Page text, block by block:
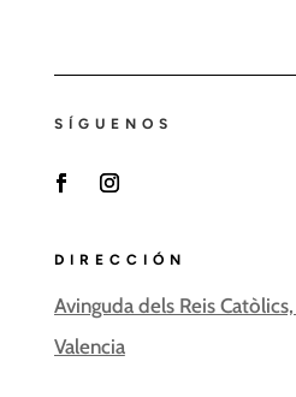
SÍGUENOS
DIRECCIÓN
Avinguda dels Reis
Valencia